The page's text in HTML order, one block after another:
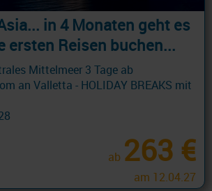
in 4 Monaten geht es
ersten Reisen buchen...
Mittelmeer 3 Tage ab
an Valletta - HOLIDAY BREAKS mit
ab 263 €
am 12.04.27